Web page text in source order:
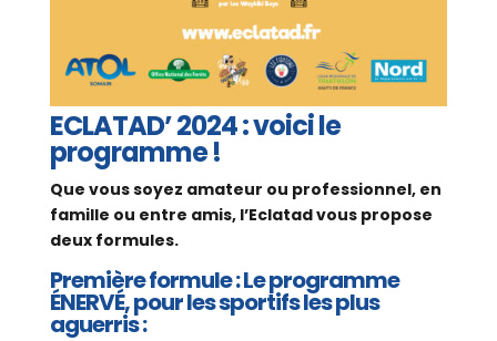
ECLATAD’ 2024 : voici le
programme !
Que vous soyez amateur ou professionnel, en
famille ou entre amis, l’Eclatad vous propose
deux formules.
Première formule : Le programme ​
ÉNERVÉ, pour les sportifs les plus
aguerris :